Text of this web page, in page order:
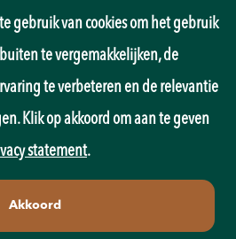
gebruik van cookies om het gebruik
te vergemakkelijken, de
te verbeteren en de relevantie
Klik op akkoord om aan te geven
statement.
Akkoord